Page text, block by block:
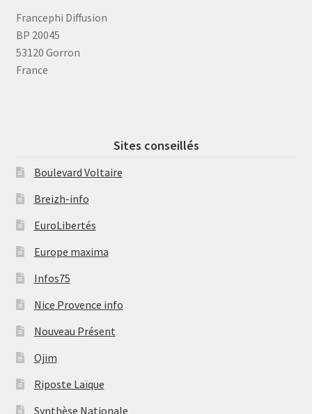
Francephi Diffusion
BP 20045
53120 Gorron
France
Sites conseillés
Boulevard Voltaire
Breizh-info
EuroLibertés
Europe maxima
Infos75
Nice Provence info
Nouveau Présent
Ojim
Riposte Laïque
Synthèse Nationale